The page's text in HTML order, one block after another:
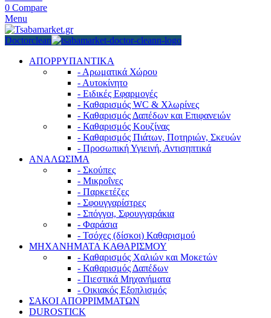
0 Compare
Menu
Doctorclean
ΑΠΟΡΡΥΠΑΝΤΙΚΑ
- Αρωματικά Χώρου
- Αυτοκίνητο
- Ειδικές Εφαρμογές
- Καθαρισμός WC & Χλωρίνες
- Καθαρισμός Δαπέδων και Επιφανειών
- Καθαρισμός Κουζίνας
- Καθαρισμός Πιάτων, Ποτηριών, Σκευών
- Προσωπική Υγιεινή, Αντισηπτικά
ΑΝΑΛΩΣΙΜΑ
- Σκούπες
- Μικροΐνες
- Παρκετέζες
- Σφουγγαρίστρες
- Σπόγγοι, Σφουγγαράκια
- Φαράσια
- Τσόχες (δίσκοι) Καθαρισμού
ΜΗΧΑΝΗΜΑΤΑ ΚΑΘΑΡΙΣΜΟΥ
- Καθαρισμός Χαλιών και Μοκετών
- Καθαρισμός Δαπέδων
- Πιεστικά Μηχανήματα
- Οικιακός Εξοπλισμός
ΣΑΚΟΙ ΑΠΟΡΡΙΜΜΑΤΩΝ
DUROSTICK